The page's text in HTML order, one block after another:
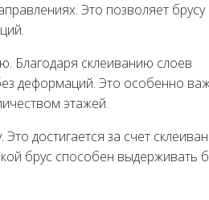
Это позволяет брусу
Благодаря склеиванию слоев
деформаций. Это особенно
этажей.
достигается за счет
брус способен выдерживать